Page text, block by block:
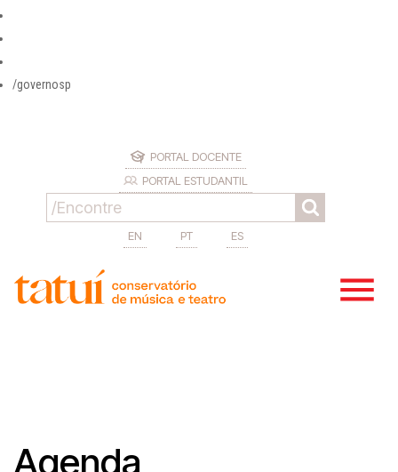
/governosp
PORTAL DOCENTE
PORTAL ESTUDANTIL
EN PT ES
Agenda